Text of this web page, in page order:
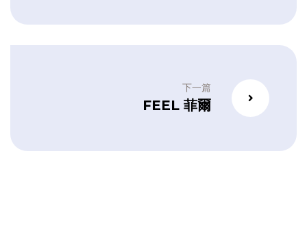
下一篇
FEEL 菲爾